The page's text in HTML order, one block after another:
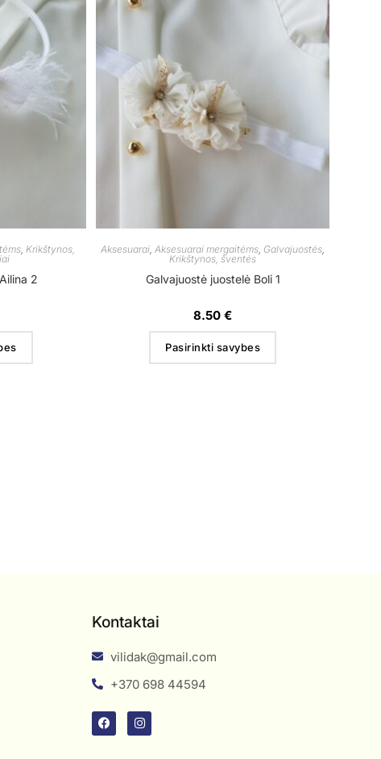
,Krikštynos,
2
Aksesuarai,Aksesuarai mergaitėms, Galvajuostės,
Krikštynos, šventės
Galvajuostė juostelė Boli 1
8.50€
Pasirinkti savybes
Kontaktai
vilidak@gmail.com
+370 698 44594